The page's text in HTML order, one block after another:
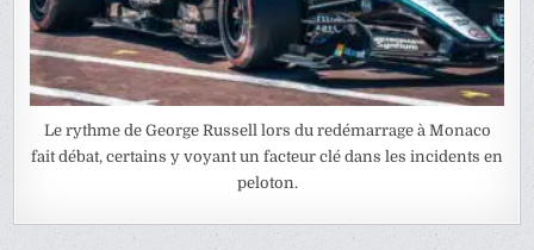
Le rythme de George Russell lors du redémarrage à Monaco
fait débat, certains y voyant un facteur clé dans les incidents en
peloton.